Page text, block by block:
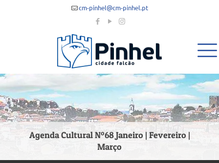
cm-pinhel@cm-pinhel.pt
Agenda Cultural Nº68 Janeiro | Fevereiro |
Março